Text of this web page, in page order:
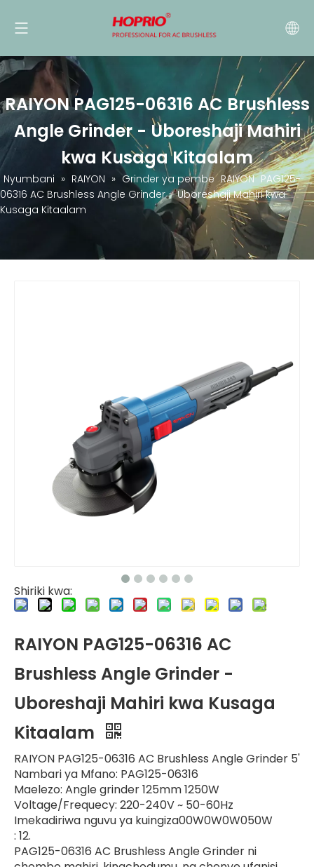
RAIYON PAG125-06316 AC Brushless
Angle Grinder - Uboreshaji Mahiri
kwa Kusaga Kitaalam
Nyumbani » RAIYON » Grinder ya pembe RAIYON PAG125-
06316 AC Brushless Angle Grinder – Uboreshaji Mahiri kwa
Kusaga Kitaalam
Shiriki kwa:
RAIYON PAG125-06316 AC
Brushless Angle Grinder -
Uboreshaji Mahiri kwa Kusaga
Kitaalam
RAIYON PAG125-06316 AC Brushless Angle Grinder 5'
Nambari ya Mfano: PAG125-06316
Maelezo: Angle grinder 125mm 1250W
Voltage/Frequecy: 220-240V ~ 50-60Hz
Imekadiriwa nguvu ya kuingiza00W0W0W050W
: 12.
PAG125-06316 AC Brushless Angle Grinder ni